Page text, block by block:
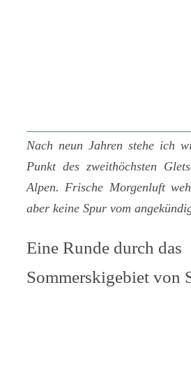
Nach neun Jahren stehe ich
Punkt des zweithöchsten
Alpen. Frische Morgenluft
aber keine Spur vom
Eine Runde durch das
Sommerskigebiet von